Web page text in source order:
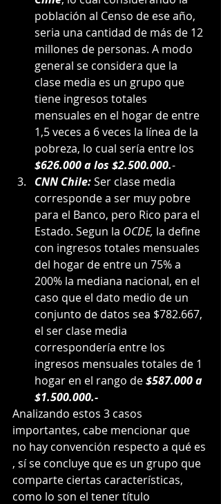
población al Censo de ese año,
seria una cantidad de más de 12
millones de personas. A modo
general se considera que la
clase media es un grupo que
tiene ingresos totales
mensuales en el hogar de entre
1,5 veces a 6 veces la línea de la
pobreza, lo cual sería entre los
$626.000 a los $2.500.000.-
CNN Chile: Ser clase media
corresponde a ser muy pobre
para el Banco, pero Rico para el
Estado. Segun la OCDE, la define
con ingresos totales mensuales
del hogar de entre un 75% a
200% la mediana nacional, en el
caso que el dato medio de un
conjunto de datos sea $782.667,
el ser clase media
correspondería entre los
ingresos mensuales totales de 1
hogar en el rango de $587.000 a
$1.500.000.-
Analizando estos 3 casos
importantes, cabe mencionar que
no hay convención respecto a qué es
, sí se concluye que es un grupo que
comparte ciertas características,
como lo son el tener título